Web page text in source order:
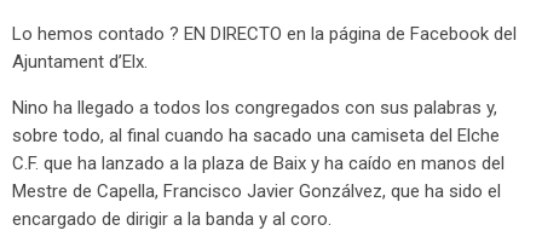
Lo hemos contado ? EN DIRECTO en la página de Facebook del
Ajuntament d’Elx.
Nino ha llegado a todos los congregados con sus palabras y,
sobre todo, al final cuando ha sacado una camiseta del Elche
C.F. que ha lanzado a la plaza de Baix y ha caído en manos del
Mestre de Capella, Francisco Javier Gonzálvez, que ha sido el
encargado de dirigir a la banda y al coro.